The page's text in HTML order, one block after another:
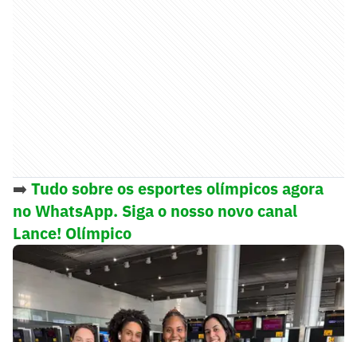
➡️ Tudo sobre os esportes olímpicos agora
no WhatsApp. Siga o nosso novo canal
Lance! Olímpico